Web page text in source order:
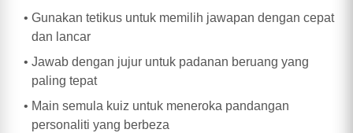
Gunakan tetikus untuk memilih jawapan dengan cepat
dan lancar
Jawab dengan jujur untuk padanan beruang yang
paling tepat
Main semula kuiz untuk meneroka pandangan
personaliti yang berbeza